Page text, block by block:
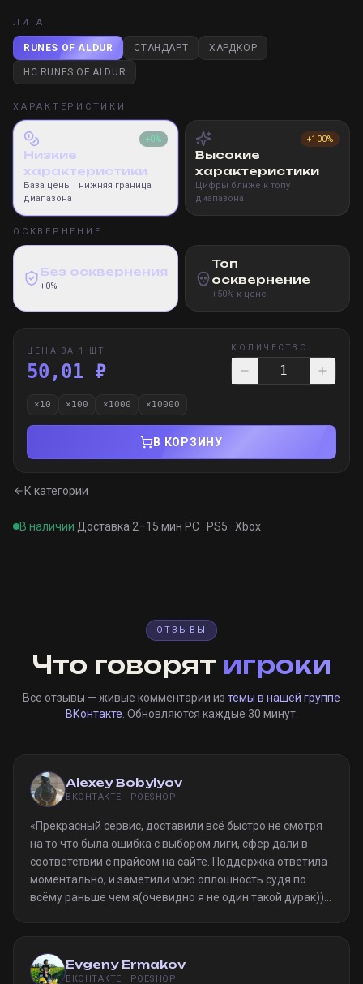
ЛИГА
RUNES OF ALDUR СТАНДАРТ ХАРДКОР
HC RUNES OF ALDUR
ХАРАКТЕРИСТИКИ
+0%
Низкие
характеристики
База цены · нижняя граница
диапазона
+100%
Высокие
характеристики
Цифры ближе к топу
диапазона
ОСКВЕРНЕНИЕ
Без осквернения
+0%
Топ
осквернение
+50% к цене
ЦЕНА ЗА 1 ШТ
50,01 ₽
КОЛИЧЕСТВО
×10 ×100 ×1000 ×10000
В КОРЗИНУ
К категории
В наличии·Доставка 2–15 мин·PC · PS5 · Xbox
ОТЗЫВЫ
Что говорят игроки
Все отзывы — живые комментарии из темы в нашей группе
ВКонтакте . Обновляются каждые 30 минут.
Alexey Bobylyov
ВКОНТАКТЕ · POESHOP
«Прекрасный сервис, доставили всё быстро не смотря
на то что была ошибка с выбором лиги, сфер дали в
соответствии с прайсом на сайте. Поддержка ответила
моментально, и заметили мою оплошность судя по
всёму раньше чем я(очевидно я не один такой дурак)).
Evgeny Ermakov
ВКОНТАКТЕ · POESHOP